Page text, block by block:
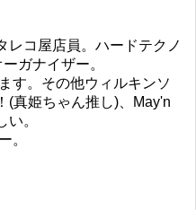
レコ屋店員。ハードテクノ
ガナイザー。
す。その他ウィルキンソ
(真姫ちゃん推し)、May'n
。
。